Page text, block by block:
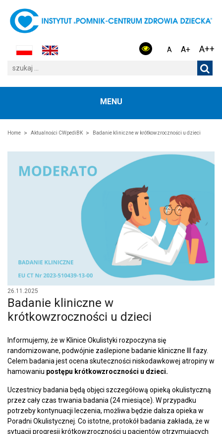
A A+ A++
MENU
Home Aktualności CWpediBK Badanie kliniczne w krótkowzroczności u dzieci
26.11.2025
Badanie kliniczne w
krótkowzroczności u dzieci
Informujemy, że w Klinice Okulistyki rozpoczyna się
randomizowane, podwójnie zaślepione badanie kliniczne III fazy.
Celem badania jest ocena skuteczności niskodawkowej atropiny w
hamowaniu postępu krótkowzroczności u dzieci.
Uczestnicy badania będą objęci szczegółową opieką okulistyczną
przez cały czas trwania badania (24 miesiące). W przypadku
potrzeby kontynuacji leczenia, możliwa będzie dalsza opieka w
Poradni Okulistycznej. Co istotne, protokół badania zakłada, że w
sytuacji progresji krótkowzroczności u pacjentów otrzymujących